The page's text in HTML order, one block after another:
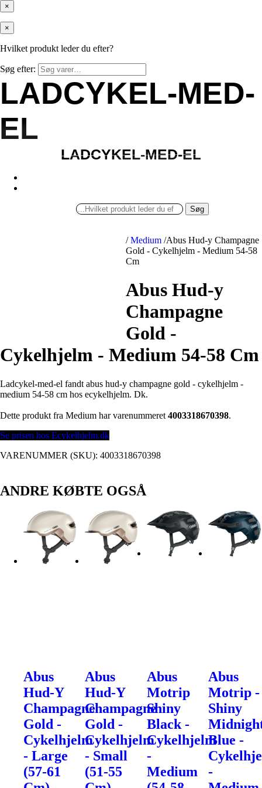
×
×
Hvilket produkt leder du efter?
Søg efter:
LADCYKEL-MED-
EL
MED-
LADCYKEL-MED-EL
LADCYKEL-MED-EL
Søg
/ Medium /Abus Hud-y Champagne
Gold - Cykelhjelm - Medium 54-58
Cm
Abus Hud-y
Champagne
Gold -
Cykelhjelm - Medium 54-58 Cm
Ladcykel-med-el fandt abus hud-y champagne gold - cykelhjelm -
medium 54-58 cm hos ecykelhjelm. Dk.
Dette produkt fra Medium har varenummeret 4003318670398.
Se prisen hos Ecykelhjelm.dk
VARENUMMER (SKU): 4003318670398
ANDRE KØBTE OGSÅ
Abus
Hud-Y
Champagne
Gold -
Cykelhjelm
- Large
(57-61
Abus
Hud-Y
Champagne
Gold -
Cykelhjelm
- Small
(51-55
Abus
Motrip
Shiny
Black -
Cykelhjelm
-
Medium
Abus
Motrip -
Shiny
Blue -
-